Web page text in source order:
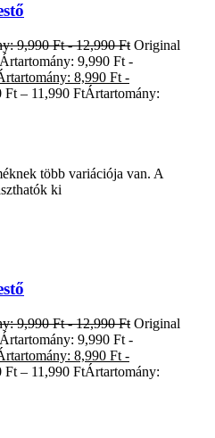
9,990 Ft - 12,990 Ft Original
9,990 Ft -
8,990 Ft -
Ft – 11,990 FtÁrtartomány:
több variációja van. A
ki
9,990 Ft - 12,990 Ft Original
9,990 Ft -
8,990 Ft -
Ft – 11,990 FtÁrtartomány: